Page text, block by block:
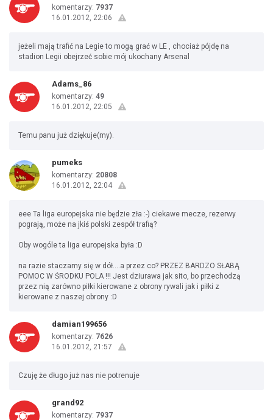
komentarzy: 7937
16.01.2012, 22:06
jeżeli mają trafić na Legie to mogą grać w LE , chociaż pójdę na
stadion Legii obejrzeć sobie mój ukochany Arsenal
Adams_86
komentarzy: 49
16.01.2012, 22:05
Temu panu już dziękuje(my).
pumeks
komentarzy: 20808
16.01.2012, 22:04
eee Ta liga europejska nie będzie zła :-) ciekawe mecze, rezerwy
pograją, może na jkiś polski zespół trafią?
Oby wogóle ta liga europejska była :D
na razie staczamy się w dół....a przez co? PRZEZ BARDZO SŁABĄ
POMOC W ŚRODKU POLA !!! Jest dziurawa jak sito, bo przechodzą
przez nią zarówno piłki kierowane z obrony rywali jak i piłki z
kierowane z naszej obrony :D
damian199656
komentarzy: 7626
16.01.2012, 21:57
Czuję że długo już nas nie potrenuje
grand92
komentarzy: 7937